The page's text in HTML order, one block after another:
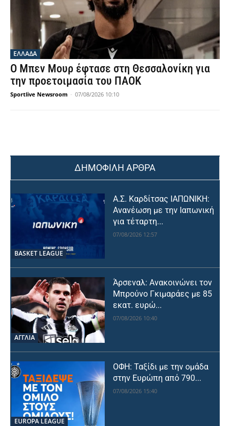
ΕΛΛΑΔΑ
Ο Μπεν Μουρ έφτασε στη Θεσσαλονίκη για
την προετοιμασία του ΠΑΟΚ
Sportlive Newsroom - 07/08/2026 10:10
ΔΗΜΟΦΙΛΗ ΑΡΘΡΑ
BASKET LEAGUE
Α.Σ. Καρδίτσας ΙΑΠΩΝΙΚΗ:
Ανανέωση με την Ιαπωνική
για τέταρτη...
07/08/2026 12:57
ΑΓΓΛΙΑ
Άρσεναλ: Ανακοινώνει τον
Μπρούνο Γκιμαράες με 85
εκατ. ευρώ...
07/08/2026 10:40
EUROPA LEAGUE
ΟΦΗ: Ταξίδι με την ομάδα
στην Ευρώπη από 790...
07/08/2026 15:40